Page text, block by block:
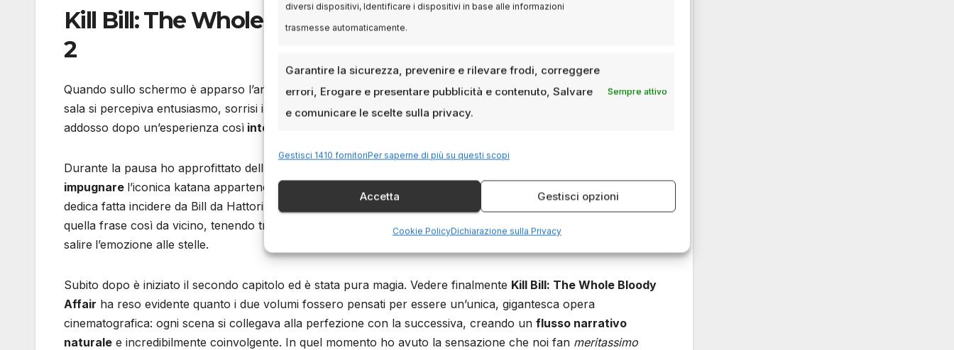
diversi dispositivi, Identificare i dispositivi in base alle informazioni
trasmesse automaticamente.
Garantire la sicurezza, prevenire e rilevare frodi, correggere
errori, Erogare e presentare pubblicità e contenuto, Salvare
e comunicare le scelte sulla privacy.
Sempre attivo
Gestisci 1410 fornitoriPer saperne di più su questi scopi
Accetta Gestisci opzioni
Cookie PolicyDichiarazione sulla Privacy
Kill Bill: The Whole Bloody Affair, dal volume 1 al volume
2
Quando sullo schermo è apparso l’annuncio dell’intervallo, la tensione accumulata si è sciolta quasi di colpo: in
sala si percepiva entusiasmo, sorrisi increduli el’adrenalinache solo il grande cinema riesce a lasciare
addosso dopo un’esperienza così intensa.
Durante la pausa ho approfittato dell’occasione per vivere un altro momento indimenticabile: ho potuto
impugnare l’iconica katana appartenente a Budd. Sulla lama era presente la stessa incisione vista nel film, la
dedica fatta incidere da Bill da Hattori Hanzō:
“To my brother Budd, the only man I ever loved.”
Leggere
quella frase così da vicino, tenendo tra le mani un oggetto tanto simbolico per l’universo di Kill Bill, ha fatto
salire l’emozione alle stelle.
Subito dopo è iniziato il secondo capitolo ed è stata pura magia. Vedere finalmente Kill Bill: The Whole Bloody
Affair ha reso evidente quanto i due volumi fossero pensati per essere un’unica, gigantesca opera
cinematografica: ogni scena si collegava alla perfezione con la successiva, creando un flusso narrativo
naturale e incredibilmente coinvolgente. In quel momento ho avuto la sensazione che noi fan meritassimo